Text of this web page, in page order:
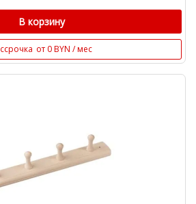
В корзину
от 0 BYN / мес